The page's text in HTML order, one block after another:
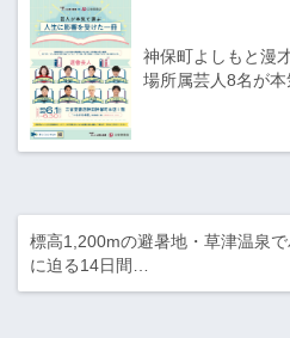
神保町よしもと漫
場所属芸人8名が本
標高1,200mの避暑地・草津温泉
に迫る14日間…